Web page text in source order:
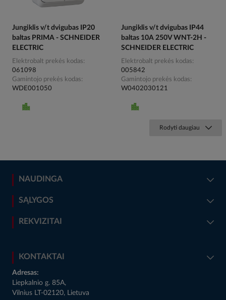
Jungiklis v/t dvigubas IP20
baltas PRIMA - SCHNEIDER
ELECTRIC
Elektrobalt prekės kodas
061098
Gamintojo prekės kodas
WDE001050
Jungiklis v/t dvigubas IP44
baltas 10A 250V WNT-2H -
SCHNEIDER ELECTRIC
Elektrobalt prekės kodas
005842
Gamintojo prekės kodas
W0402030121
Rodyti daugiau
NAUDINGA
SĄLYGOS
REKVIZITAI
KONTAKTAI
Adresas:
Liepkalnio g. 85A,
Vilnius LT-02120, Lietuva